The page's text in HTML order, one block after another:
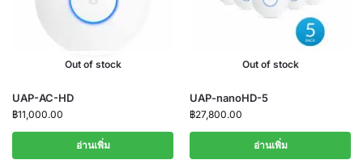
Out of stock
UAP-AC-HD
฿11,000.00
อ่านเพิ่ม
Out of stock
UAP-nanoHD-5
฿27,800.00
อ่านเพิ่ม